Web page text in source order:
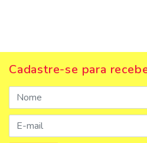
Cadastre-se para